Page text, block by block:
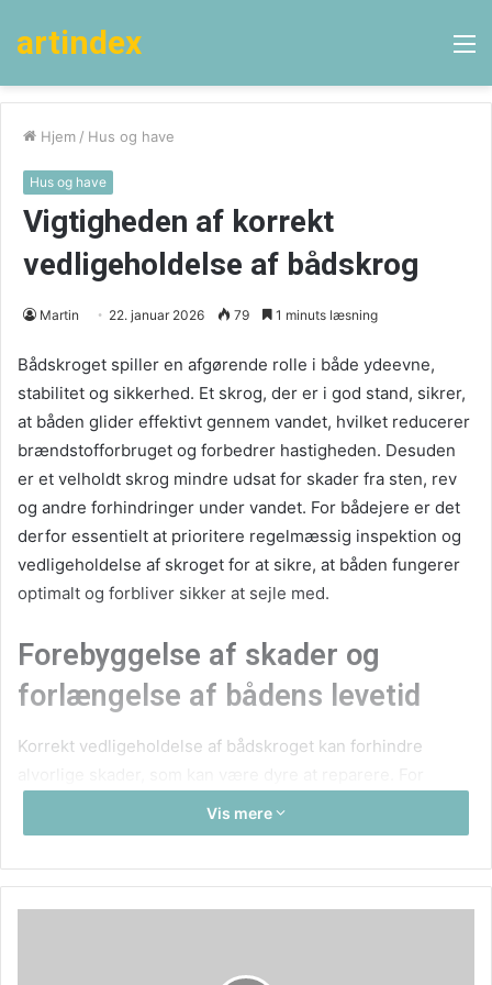
artindex
Hjem / Hus og have
Hus og have
Vigtigheden af korrekt
vedligeholdelse af bådskrog
Martin 22. januar 2026 79 1 minuts læsning
Bådskroget spiller en afgørende rolle i både ydeevne,
stabilitet og sikkerhed. Et skrog, der er i god stand, sikrer,
at båden glider effektivt gennem vandet, hvilket reducerer
brændstofforbruget og forbedrer hastigheden. Desuden
er et velholdt skrog mindre udsat for skader fra sten, rev
og andre forhindringer under vandet. For bådejere er det
derfor essentielt at prioritere regelmæssig inspektion og
vedligeholdelse af skroget for at sikre, at båden fungerer
optimalt og forbliver sikker at sejle med.
Forebyggelse af skader og
forlængelse af bådens levetid
Korrekt vedligeholdelse af bådskroget kan forhindre
eksempel kan små revner eller buler, hvis de ikke opdages
tidligt, føre til større strukturelle problemer over tid. Ved at
identificere og udbedre mindre skader, før de udvikler sig
Coppercoatforhindre ophobning af
Vis mere